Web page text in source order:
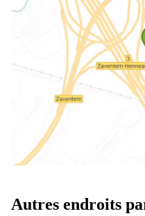
Autres endroits